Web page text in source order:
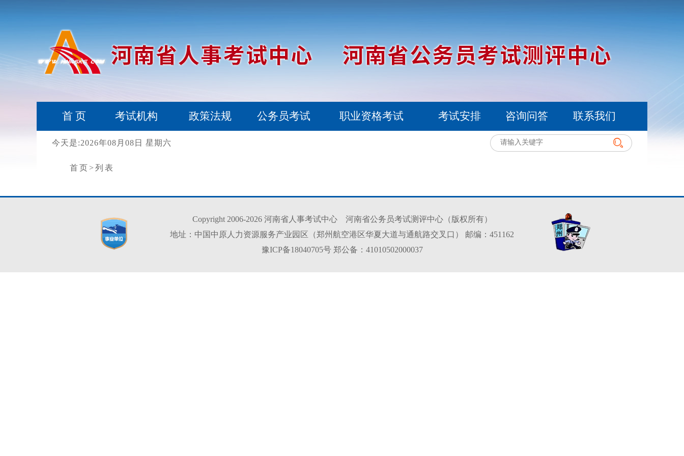
首 页 考试机构 政策法规 公务员考试 职业资格考试 考试安排 咨询问答 联系我们
今天是:2026年08月08日 星期六
首页 >列表
Copyright 2006-2026 河南省人事考试中心 河南省公务员考试测评中心（版权所有）
地址：中国中原人力资源服务产业园区（郑州航空港区华夏大道与通航路交叉口） 邮编：451162
豫ICP备18040705号 郑公备：41010502000037